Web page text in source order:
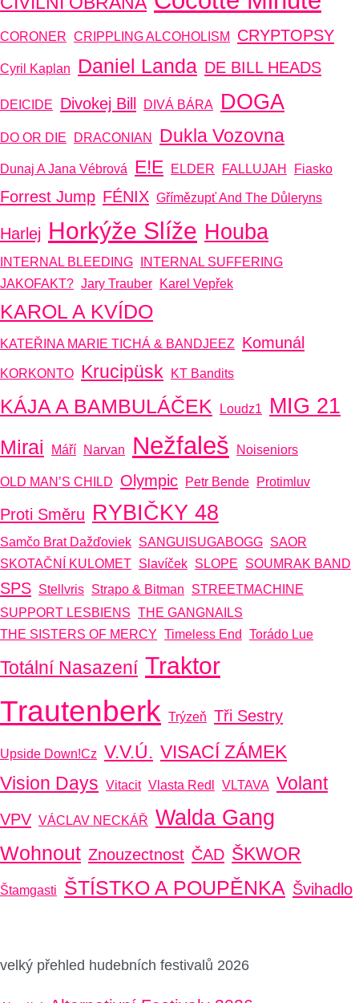
CORONER CRIPPLING ALCOHOLISM CRYPTOPSY
Cyril Kaplan Daniel Landa DE BILL HEADS
DEICIDE Divokej Bill DIVÁ BÁRA DOGA
DO OR DIE DRACONIAN Dukla Vozovna
Dunaj A Jana Vébrová E!E ELDER FALLUJAH Fiasko
Forrest Jump FÉNIX Gřímězupť And The Důleryns
Harlej Horkýže Slíže Houba
INTERNAL BLEEDING
INTERNAL SUFFERING
JAKOFAKT? Jary Trauber Karel Vepřek
KAROL A KVÍDO
KATEŘINA MARIE TICHÁ & BANDJEEZ Komunál
KORKONTO Krucipüsk KT Bandits
KÁJA A BAMBULÁČEK Loudz1 MIG 21
Mirai Máří Narvan Nežfaleš Noiseniors
OLD MAN’S CHILD Olympic Petr Bende Protimluv
Proti Směru RYBIČKY 48
Samčo Brat Dažďoviek SANGUISUGABOGG SAOR
SKOTAČNÍ KULOMET Slavíček SLOPE SOUMRAK BAND
SPS Stellvris Strapo & Bitman
STREETMACHINE
SUPPORT LESBIENS THE GANGNAILS
THE SISTERS OF MERCY Timeless End Torádo Lue
Totální Nasazení Traktor
Trautenberk Trýzeň Tři Sestry
Upside Down!cz V.V.Ú. VISACÍ ZÁMEK
Vision Days Vitacit Vlasta Redl VLTAVA Volant
VPV VÁCLAV NECKÁŘ Walda Gang
Wohnout Znouzectnost ČAD ŠKWOR
Štamgasti ŠTÍSTKO A POUPĚNKA Švihadlo
velký přehled hudebních festivalů 2026